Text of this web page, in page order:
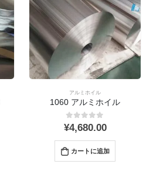
アルミホイル
1060 アルミホイル
0out 5
¥4,680.00
カートに追加